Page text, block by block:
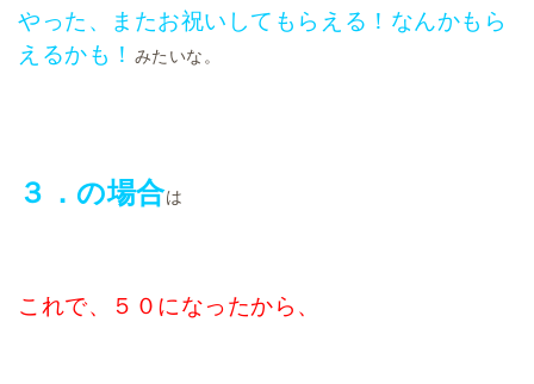
やった、またお祝いしてもらえる！なんかもら
えるかも！ みたいな。
３．の場合は
これで、５０になったから、